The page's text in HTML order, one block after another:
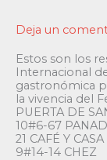
Deja un
Estos son los
Internacional
gastronómica
la vivencia del
PUERTA DE
10#6-67
21 CAFÉ Y
9#14-14 CHEZ